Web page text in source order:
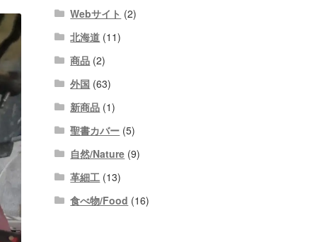
Webサイト (2)
北海道 (11)
商品 (2)
外国 (63)
新商品 (1)
聖書カバー (5)
自然/Nature (9)
革細工 (13)
食べ物/Food (16)